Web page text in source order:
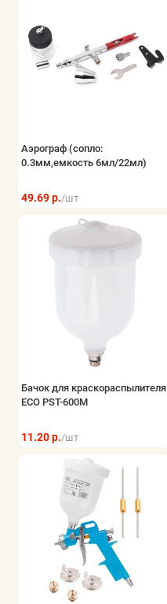
Аэрограф (сопло:
0.3мм,емкость 6мл/22мл)
49.69 р./шт
Бачок для краскораспылителя
ECO PST-600M
11.20 р./шт